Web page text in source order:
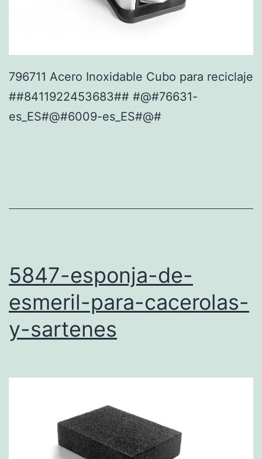
796711 Acero Inoxidable Cubo para reciclaje
##8411922453683## #@#76631-
es_ES#@#6009-es_ES#@#
5847-esponja-de-
esmeril-para-cacerolas-
y-sartenes